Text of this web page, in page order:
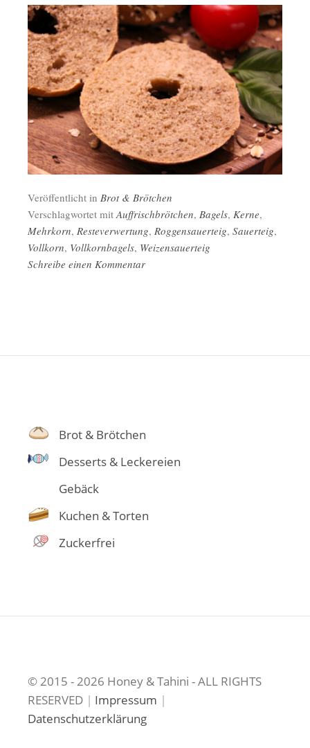
Veröffentlicht in Brot & Brötchen
Verschlagwortet mit Auffrischbrötchen, Bagels, Kerne,
Mehrkorn, Resteverwertung, Roggensauerteig, Sauerteig,
Vollkorn, Vollkornbagels, Weizensauerteig
Schreibe einen Kommentar
Brot & Brötchen
Desserts & Leckereien
Gebäck
Kuchen & Torten
Zuckerfrei
© 2015 - 2026 Honey & Tahini - ALL RIGHTS
RESERVED | Impressum |
Datenschutzerklärung